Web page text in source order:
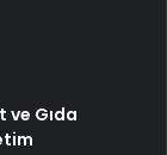
ve Gıda